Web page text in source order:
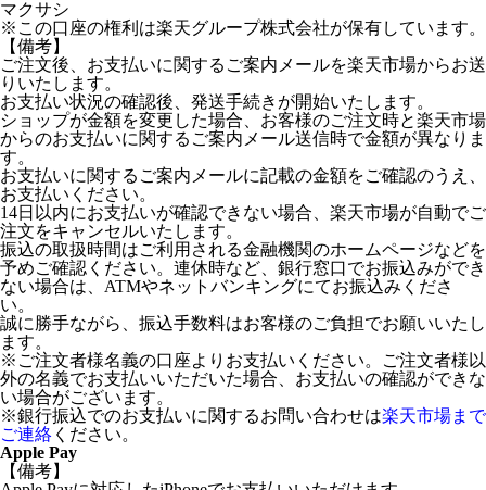
マクサシ
※この口座の権利は楽天グループ株式会社が保有しています。
【備考】
ご注文後、お支払いに関するご案内メールを楽天市場からお送
りいたします。
お支払い状況の確認後、発送手続きが開始いたします。
ショップが金額を変更した場合、お客様のご注文時と楽天市場
からのお支払いに関するご案内メール送信時で金額が異なりま
す。
お支払いに関するご案内メールに記載の金額をご確認のうえ、
お支払いください。
14日以内にお支払いが確認できない場合、楽天市場が自動でご
注文をキャンセルいたします。
振込の取扱時間はご利用される金融機関のホームページなどを
予めご確認ください。連休時など、銀行窓口でお振込みができ
ない場合は、ATMやネットバンキングにてお振込みくださ
い。
誠に勝手ながら、振込手数料はお客様のご負担でお願いいたし
ます。
※ご注文者様名義の口座よりお支払いください。ご注文者様以
外の名義でお支払いいただいた場合、お支払いの確認ができな
い場合がございます。
※銀行振込でのお支払いに関するお問い合わせは楽天市場まで
ご連絡 ください。
Apple Pay
【備考】